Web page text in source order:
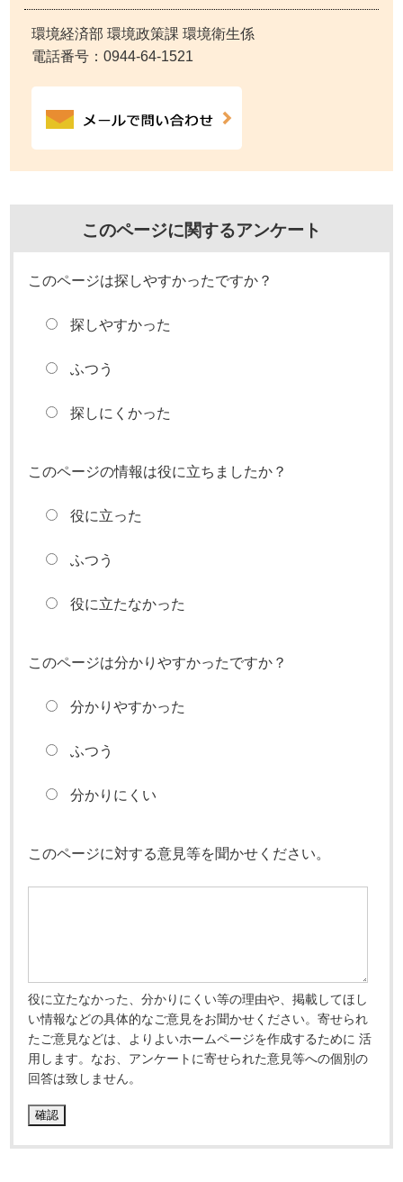
環境経済部 環境政策課 環境衛生係
電話番号：0944-64-1521
このページに関するアンケート
このページは探しやすかったですか？
探しやすかった
ふつう
探しにくかった
このページの情報は役に立ちましたか？
役に立った
ふつう
役に立たなかった
このページは分かりやすかったですか？
分かりやすかった
ふつう
分かりにくい
このページに対する意見等を聞かせください。
役に立たなかった、分かりにくい等の理由や、掲載してほし
い情報などの具体的なご意見をお聞かせください。寄せられ
たご意見などは、よりよいホームページを作成するために 活
用します。なお、アンケートに寄せられた意見等への個別の
回答は致しません。